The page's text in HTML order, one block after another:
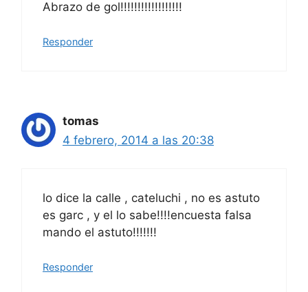
Abrazo de gol!!!!!!!!!!!!!!!!!!
Responder
tomas
4 febrero, 2014 a las 20:38
lo dice la calle , cateluchi , no es astuto
es garc , y el lo sabe!!!!encuesta falsa
mando el astuto!!!!!!!
Responder